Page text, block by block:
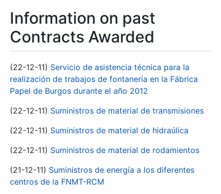
Information on past
Contracts Awarded
(22-12-11) Servicio de asistencia técnica para la
realización de trabajos de fontanería en la Fábrica
Papel de Burgos durante el año 2012
(22-12-11) Suministros de material de transmisiones
(22-12-11) Suministros de material de hidraúlica
(22-12-11) Suministros de material de rodamientos
(21-12-11) Suministros de energía a los diferentes
centros de la FNMT-RCM